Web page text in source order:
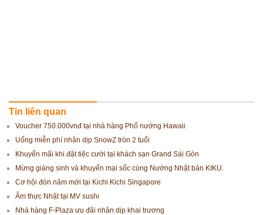
Tin liên quan
Voucher 750.000vnđ tại nhà hàng Phố nướng Hawaii
Uống miễn phí nhân dịp SnowZ tròn 2 tuổi
Khuyến mãi khi đặt tiệc cưới tại khách sạn Grand Sài Gòn
Mừng giáng sinh và khuyến mại sốc cùng Nướng Nhật bản KIKU.
Cơ hội đón năm mới tại Kichi Kichi Singapore
Ẩm thực Nhật tại MV sushi
Nhà hàng F-Plaza ưu đãi nhân dịp khai trương